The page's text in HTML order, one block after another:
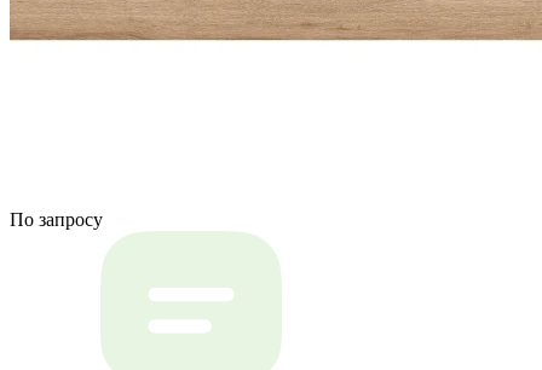
По запросу